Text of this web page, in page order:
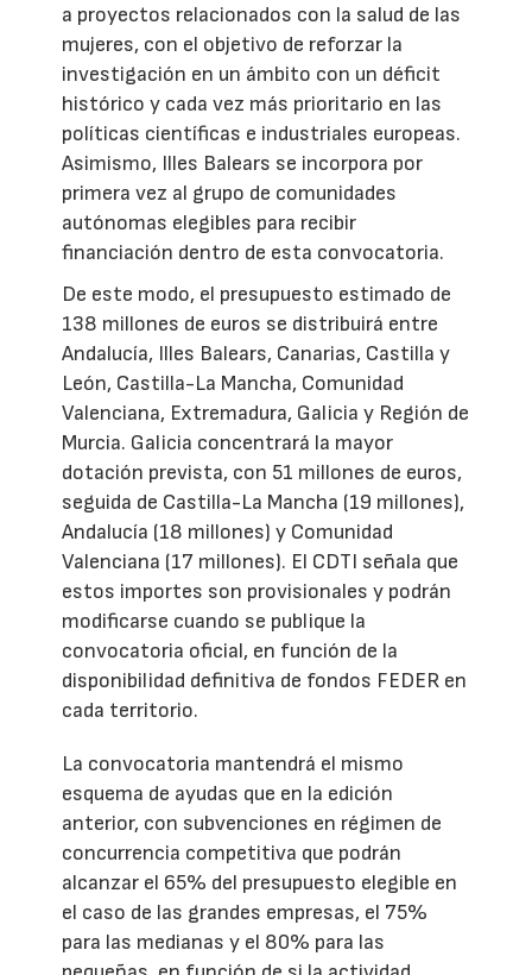
a proyectos relacionados con la salud de las
mujeres, con el objetivo de reforzar la
investigación en un ámbito con un déficit
histórico y cada vez más prioritario en las
políticas científicas e industriales europeas.
Asimismo, Illes Balears se incorpora por
primera vez al grupo de comunidades
autónomas elegibles para recibir
financiación dentro de esta convocatoria.
De este modo, el presupuesto estimado de
138 millones de euros se distribuirá entre
Andalucía, Illes Balears, Canarias, Castilla y
León, Castilla-La Mancha, Comunidad
Valenciana, Extremadura, Galicia y Región de
Murcia. Galicia concentrará la mayor
dotación prevista, con 51 millones de euros,
seguida de Castilla-La Mancha (19 millones),
Andalucía (18 millones) y Comunidad
Valenciana (17 millones). El CDTI señala que
estos importes son provisionales y podrán
modificarse cuando se publique la
convocatoria oficial, en función de la
disponibilidad definitiva de fondos FEDER en
cada territorio.
La convocatoria mantendrá el mismo
esquema de ayudas que en la edición
anterior, con subvenciones en régimen de
concurrencia competitiva que podrán
alcanzar el 65% del presupuesto elegible en
el caso de las grandes empresas, el 75%
para las medianas y el 80% para las